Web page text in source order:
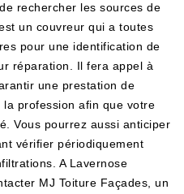
rechercher les sources de
un couvreur qui a toutes
pour une identification de
réparation. Il fera appel à
une prestation de
profession afin que votre
Vous pourrez aussi anticiper
vérifier périodiquement
A Lavernose
MJ Toiture Façades, un